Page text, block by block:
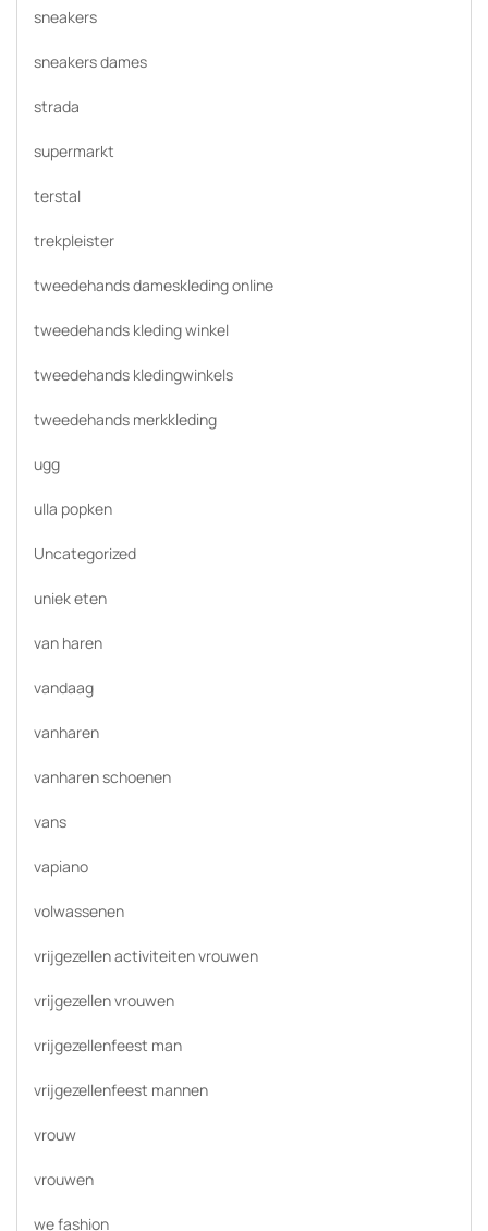
sneakers
sneakers dames
strada
supermarkt
terstal
trekpleister
tweedehands dameskleding online
tweedehands kleding winkel
tweedehands kledingwinkels
tweedehands merkkleding
ugg
ulla popken
Uncategorized
uniek eten
van haren
vandaag
vanharen
vanharen schoenen
vans
vapiano
volwassenen
vrijgezellen activiteiten vrouwen
vrijgezellen vrouwen
vrijgezellenfeest man
vrijgezellenfeest mannen
vrouw
vrouwen
we fashion